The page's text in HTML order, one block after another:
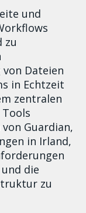
und
zu
Dateien
in Echtzeit
zentralen
Guardian,
in Irland,
die
zu